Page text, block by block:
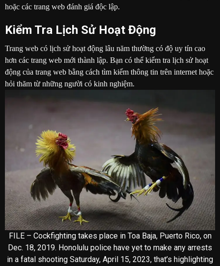
hoặc các trang web đánh giá độc lập.
Kiểm Tra Lịch Sử Hoạt Động
Trang web có lịch sử hoạt động lâu năm thường có độ uy tín cao
hơn các trang web mới thành lập. Bạn có thể kiểm tra lịch sử hoạt
động của trang web bằng cách tìm kiếm thông tin trên internet hoặc
hỏi thăm từ những người có kinh nghiệm.
FILE – Cockfighting takes place in Toa Baja, Puerto Rico, on
Dec. 18, 2019. Honolulu police have yet to make any arrests
in a fatal shooting Saturday, April 15, 2023, that’s highlighting